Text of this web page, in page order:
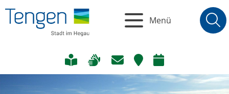
Menü